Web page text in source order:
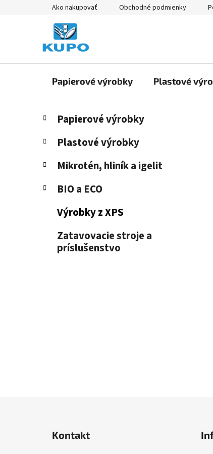
Ako nakupovať Obchodné podmienky
Papierové výrobky Plastové
B
č
ý
a
Preskočiť
kategórie
K
a
e
ó
i
Papierové výrobky
Plastové výrobky
Mikrotén, hliník a igelit
BIO a ECO
Výrobky z XPS
Zatavovacie stroje a
príslušenstvo
Kontakt